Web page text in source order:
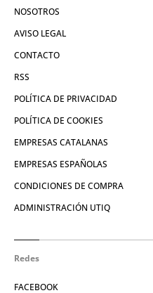
NOSOTROS
AVISO LEGAL
CONTACTO
RSS
POLÍTICA DE PRIVACIDAD
POLÍTICA DE COOKIES
EMPRESAS CATALANAS
EMPRESAS ESPAÑOLAS
CONDICIONES DE COMPRA
ADMINISTRACIÓN UTIQ
Redes
FACEBOOK